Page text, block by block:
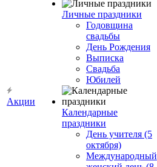
Акции
Личные праздники
Годовщина
свадьбы
День Рождения
Выписка
Свадьба
Юбилей
Календарные
праздники
День учителя (5
октября)
Международный